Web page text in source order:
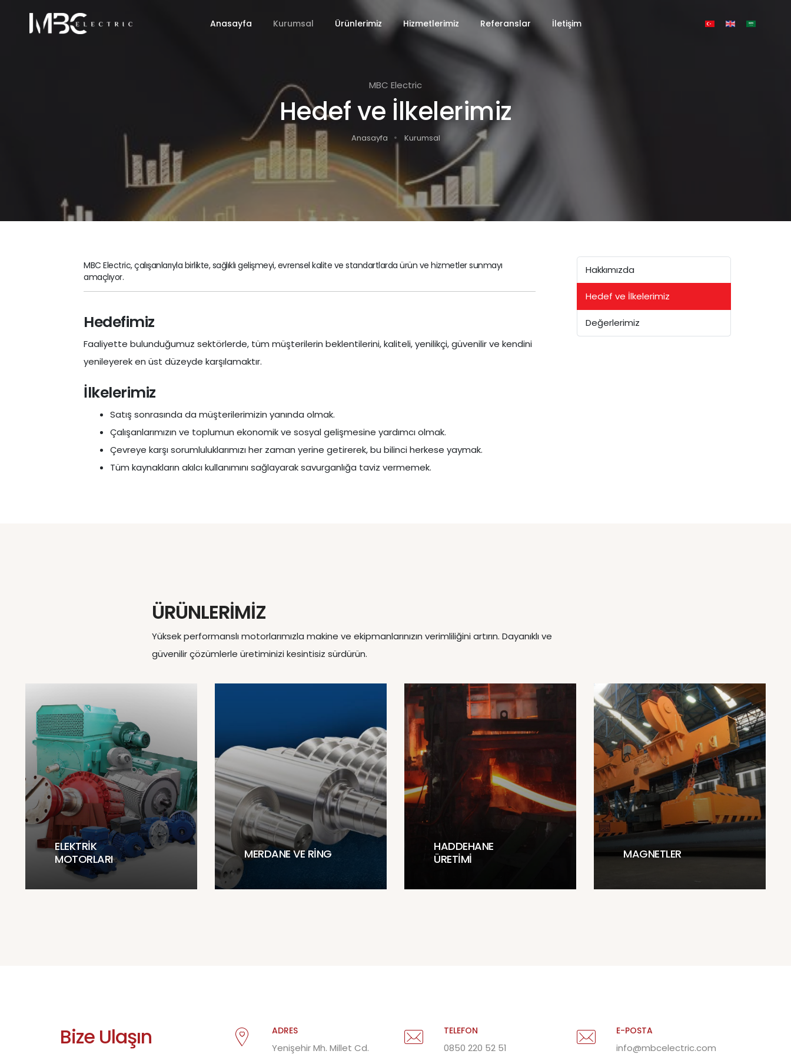
Anasayfa Kurumsal Ürünlerimiz Hizmetlerimiz Referanslar İletişim
MBC Electric
Hedef ve İlkelerimiz
Anasayfa Kurumsal
MBC Electric, çalışanlarıyla birlikte, sağlıklı gelişmeyi, evrensel kalite ve standartlarda ürün ve hizmetler sunmayı
amaçlıyor.
Hedefimiz
Faaliyette bulunduğumuz sektörlerde, tüm müşterilerin beklentilerini, kaliteli, yenilikçi, güvenilir ve kendini
yenileyerek en üst düzeyde karşılamaktır.
İlkelerimiz
Satış sonrasında da müşterilerimizin yanında olmak.
Çalışanlarımızın ve toplumun ekonomik ve sosyal gelişmesine yardımcı olmak.
Çevreye karşı sorumluluklarımızı her zaman yerine getirerek, bu bilinci herkese yaymak.
Tüm kaynakların akılcı kullanımını sağlayarak savurganlığa taviz vermemek.
Hakkımızda
Hedef ve İlkelerimiz
Değerlerimiz
ÜRÜNLERİMİZ
Yüksek performanslı motorlarımızla makine ve ekipmanlarınızın verimliliğini artırın. Dayanıklı ve
güvenilir çözümlerle üretiminizi kesintisiz sürdürün.
ELEKTRIK
MOTORLARI
MERDANE VE RING
HADDEHANE
ÜRETIMI
MAGNETLER
Bize Ulaşın ADRES
Yenişehir Mh. Millet Cd.
TELEFON
0850 220 52 51
E-POSTA
info@mbcelectric.com